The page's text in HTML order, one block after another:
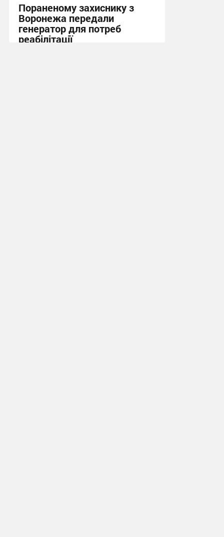
Пораненому захиснику з
Воронежа передали
генератор для потреб
реабілітації